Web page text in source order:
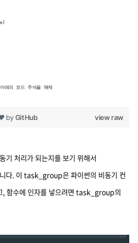
의 코드 주석을 해제
view raw
byGitHub
기 처리가 되는지를 보기 위해서
. 이 task_group은 파이썬의 비동기 컨
, 함수에 인자를 넣으려면 task_group의